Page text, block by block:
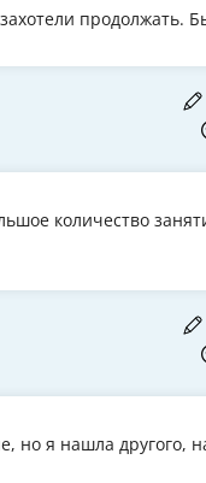
продолжать.
количество
но я нашла другого,